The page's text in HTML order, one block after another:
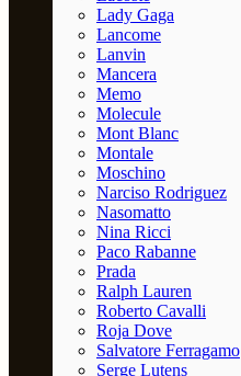
Lady Gaga
Lancome
Lanvin
Mancera
Memo
Molecule
Mont Blanc
Montale
Moschino
Narciso Rodriguez
Nasomatto
Nina Ricci
Paco Rabanne
Prada
Ralph Lauren
Roberto Cavalli
Roja Dove
Salvatore Ferragamo
Serge Lutens